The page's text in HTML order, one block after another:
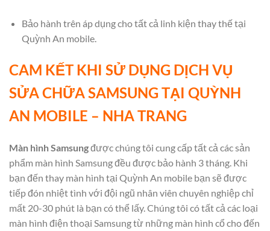
Bảo hành trên áp dụng cho tất cả linh kiện thay thế tại
Quỳnh An mobile.
CAM KẾT KHI SỬ DỤNG DỊCH VỤ
SỬA CHỮA SAMSUNG TẠI QUỲNH
AN MOBILE – NHA TRANG
Màn hình Samsungđược chúng tôi cung cấp tất cả các sản
phẩm màn hình Samsung đều được bảo hành 3 tháng. Khi
bạn đến thay màn hình tại Quỳnh An mobile bạn sẽ được
tiếp đón nhiệt tình với đội ngũ nhân viên chuyên nghiệp chỉ
mất 20-30 phút là bạn có thể lấy. Chúng tôi có tất cả các loại
màn hình điện thoại Samsung từ những màn hình cổ cho đến